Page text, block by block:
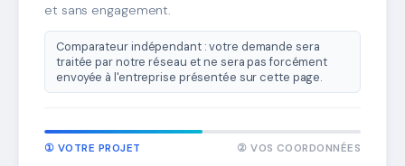
et sans engagement.
Comparateur indépendant : votre demande sera
traitée par notre réseau et ne sera pas forcément
envoyée à l'entreprise présentée sur cette page.
① VOTRE PROJET ② VOS COORDONNÉES